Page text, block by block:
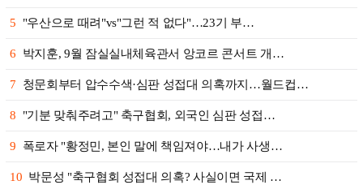
5 "우산으로 때려"vs"그런 적 없다"…23기 부…
6 박지훈, 9월 잠실실내체육관서 앙코르 콘서트 개…
7 청문회부터 압수수색·심판 성접대 의혹까지…월드컵…
8 "기분 맞춰주려고" 축구협회, 외국인 심판 성접…
9 폭로자 "황정민, 본인 말에 책임져야…내가 사생…
10 박문성 "축구협회 성접대 의혹? 사실이면 국제 …